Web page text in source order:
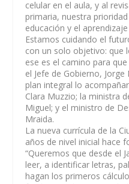
celular en el aula, y al
primaria, nuestra
educación y el
Estamos cuidando el
con un solo objetivo: que
ese es el camino para
el Jefe de Gobierno,
plan integral lo
Clara Muzzio; la ministra
Miguel; y el ministro de
Mraida.
La nueva currícula de la
años de nivel inicial hace
“Queremos que desde el
leer, a identificar letras,
hagan los primeros